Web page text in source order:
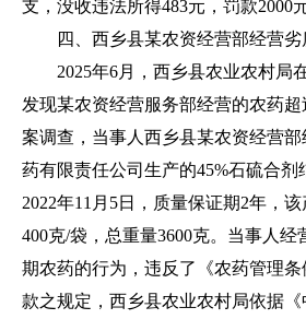
支，没收违法所得483元，罚款2000
四、西乡县某农资经营部经营劣
2025年6月，西乡县农业农村局
发现某农资经营服务部经营的农药
案调查，当事人西乡县某农资经营
药有限责任公司生产的45%石硫合剂
2022年11月5日，质量保证期2年，
400克/袋，总重量3600克。当事人经
期农药的行为，违反了《农药管理
款之规定，西乡县农业农村局依据